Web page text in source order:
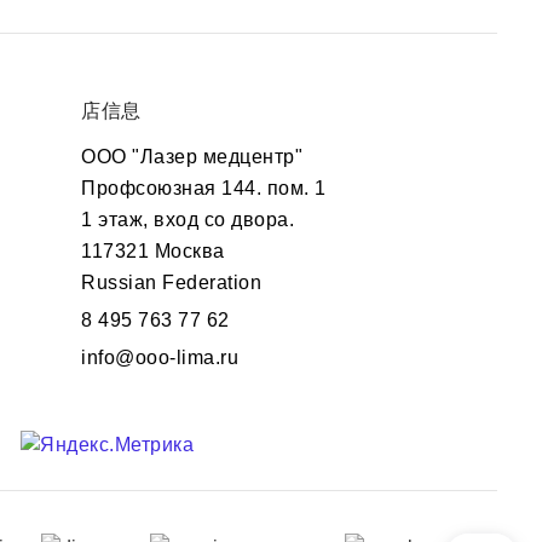
店信息
ООО "Лазер медцентр"
Профсоюзная 144. пом. 1
1 этаж, вход со двора.
117321 Москва
Russian Federation
8 495 763 77 62
info@ooo-lima.ru